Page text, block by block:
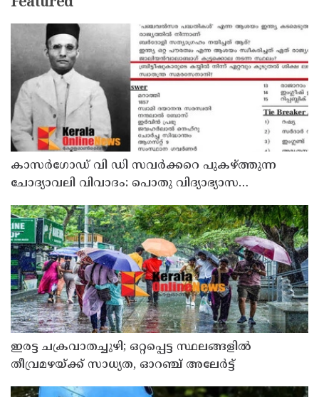
കാസർഗോഡ് വി ഡി സവർക്കറെ പുകഴ്ത്തുന്ന
ചോദ്യാവലി വിവാദം: പൊതു വിദ്യാഭ്യാസ
ഇരട്ട ചക്രവാതച്ചുഴി; ഒറ്റപ്പെട്ട സ്ഥലങ്ങളില്‍
തീവ്രമഴയ്ക്ക് സാധ്യത, ഓറഞ്ച് അലേർട്ട്